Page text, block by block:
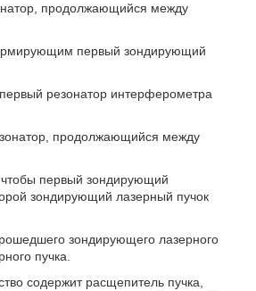
продолжающийся между
первый зондирующий
резонатор интерферометра
продолжающийся между
первый зондирующий
зондирующий лазерный пучок
зондирующего лазерного
пучка.
содержит расщепитель пучка,